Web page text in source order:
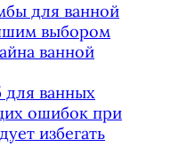
для ванной
выбором
ванной
для ванных
ошибок при
избегать